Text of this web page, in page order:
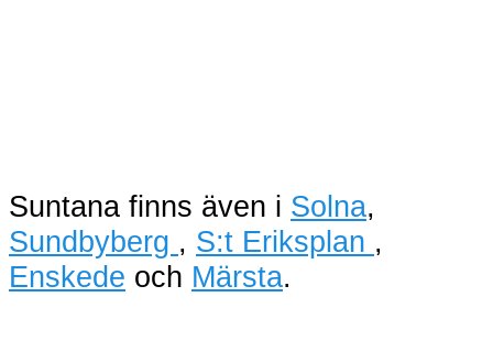
Suntana finns även i Solna,
Sundbyberg , S:t Eriksplan ,
Enskede och Märsta.